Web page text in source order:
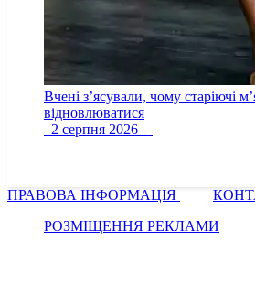
Вчені з’ясували, чому старіючі
відновлюватися
2 серпня 2026
ПРАВОВА ІНФОРМАЦІЯ
РОЗМІЩЕННЯ РЕКЛАМИ